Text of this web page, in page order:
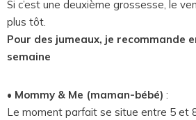
Si c’est une deuxième grossesse, le
plus tôt.
Pour des jumeaux, je recommande
semaine
• Mommy & Me (maman-bébé) :
Le moment parfait se situe entre 5 et